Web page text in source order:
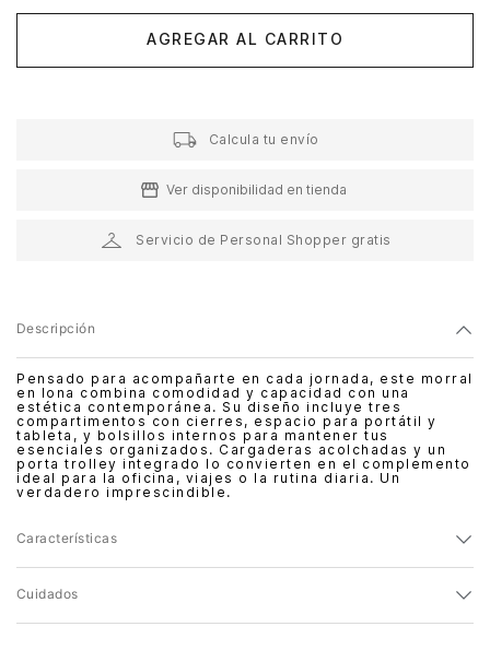
AGREGAR AL CARRITO
Calcula tu envío
Ver disponibilidad en tienda
Servicio de Personal Shopper gratis
Descripción
Pensado para acompañarte en cada jornada, este morral
en lona combina comodidad y capacidad con una
estética contemporánea. Su diseño incluye tres
compartimentos con cierres, espacio para portátil y
tableta, y bolsillos internos para mantener tus
esenciales organizados. Cargaderas acolchadas y un
porta trolley integrado lo convierten en el complemento
ideal para la oficina, viajes o la rutina diaria. Un
verdadero imprescindible.
Características
Cuidados